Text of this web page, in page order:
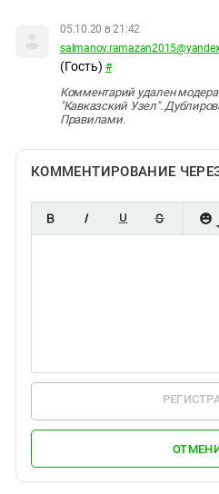
05.10.20 в 21:42
(Гость) #
Комментарий удален
"Кавказский Узел".
Правилами.
КОММЕНТИРОВАНИЕ